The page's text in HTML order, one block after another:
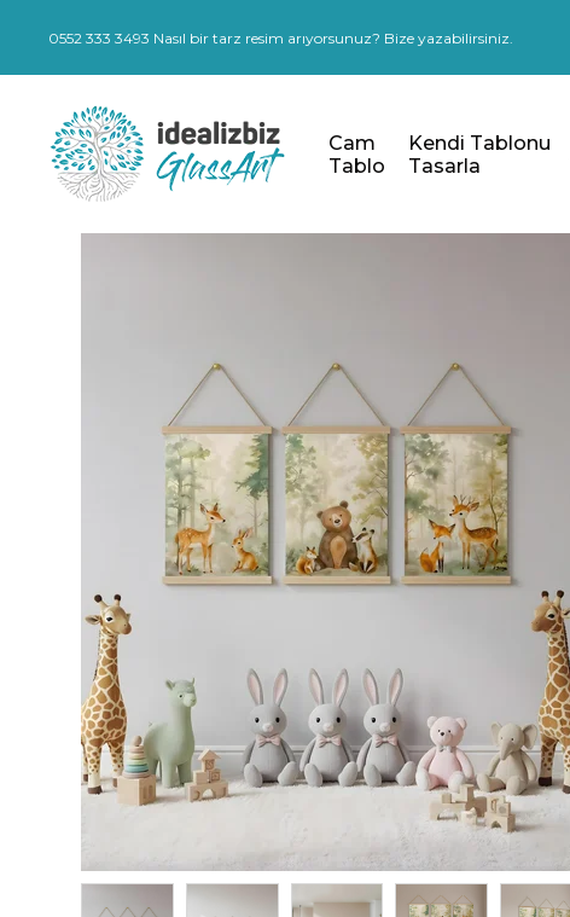
0552 333 3493 Nasıl bir tarz resim arıyorsunuz? Bize yazabilirsiniz.
Cam
Tablo
Kendi Tablonu
Tasarla